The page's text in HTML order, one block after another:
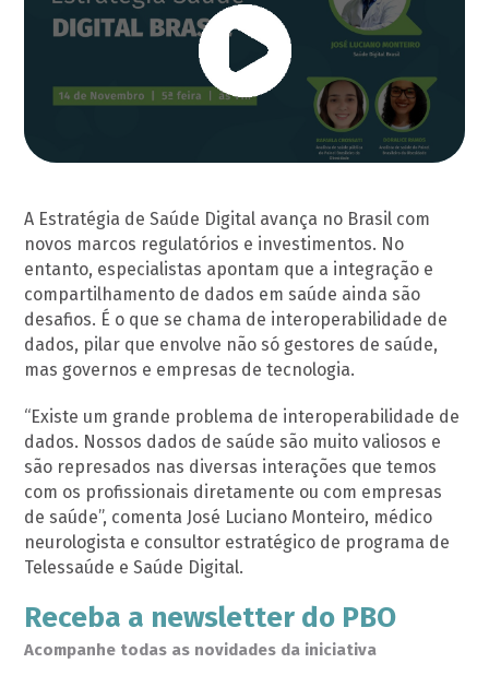
A Estratégia de Saúde Digital avança no Brasil com
novos marcos regulatórios e investimentos. No
entanto, especialistas apontam que a integração e
compartilhamento de dados em saúde ainda são
desafios. É o que se chama de interoperabilidade de
dados, pilar que envolve não só gestores de saúde,
mas governos e empresas de tecnologia.
“Existe um grande problema de interoperabilidade de
dados. Nossos dados de saúde são muito valiosos e
são represados nas diversas interações que temos
com os profissionais diretamente ou com empresas
de saúde”, comenta José Luciano Monteiro, médico
neurologista e consultor estratégico de programa de
Telessaúde e Saúde Digital.
Receba a newsletter do PBO
Acompanhe todas as novidades da iniciativa